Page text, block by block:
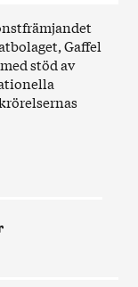
Gaffel
stöd av